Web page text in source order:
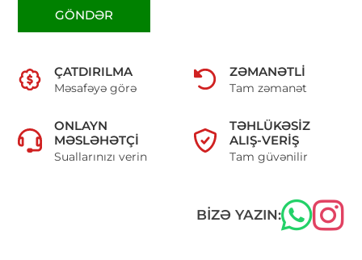
GÖNDƏR
ÇATDIRILMA
Məsafəyə görə
ZƏMANƏTLI
Tam zəmanət
ONLAYN
MƏSLƏHƏTÇI
Suallarınızı verin
TƏHLÜKƏSIZ
ALIŞ-VERIŞ
Tam güvənilir
BIZƏ YAZIN: